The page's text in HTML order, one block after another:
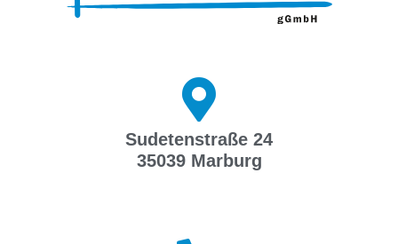
Sudetenstraße 24
35039 Marburg